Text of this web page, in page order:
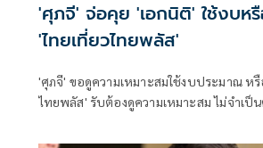
'ศุภจี' จ่อคุย 'เอกนิติ' ใช้งบห
'ไทยเที่ยวไทยพลัส'
'ศุภจี' ขอดูความเหมาะสมใช้งบประมาณ หรื
ไทยพลัส' รับต้องดูความเหมาะสม ไม่จำเป็